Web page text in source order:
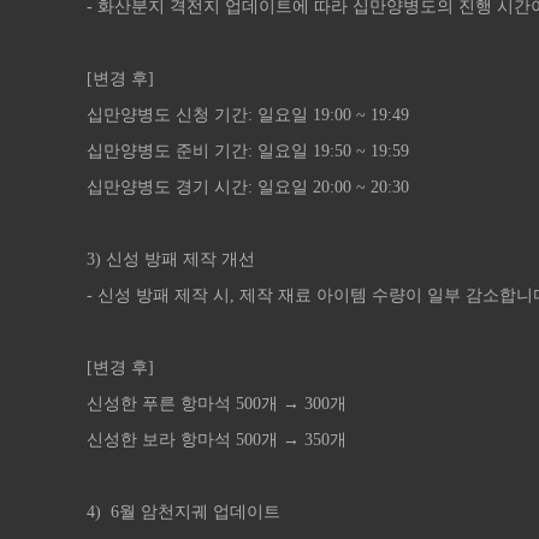
- 화산분지 격전지 업데이트에 따라 십만양병도의 진행 시간
[변경 후]
십만양병도 신청 기간: 일요일 19:00 ~ 19:49
십만양병도 준비 기간: 일요일 19:50 ~ 19:59
십만양병도 경기 시간: 일요일 20:00 ~ 20:30
3) 신성 방패 제작 개선
- 신성 방패 제작 시, 제작 재료 아이템 수량이 일부 감소합니
[변경 후]
신성한 푸른 항마석 500개 → 300개
신성한 보라 항마석 500개 → 350개
4) 6월 암천지궤 업데이트